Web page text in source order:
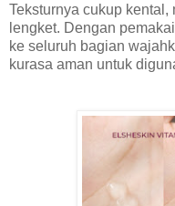
Teksturnya cukup
lengket. Dengan
ke seluruh bagian
kurasa aman untuk